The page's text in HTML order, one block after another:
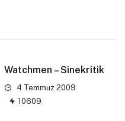
Watchmen – Sinekritik
4 Temmuz 2009
10609